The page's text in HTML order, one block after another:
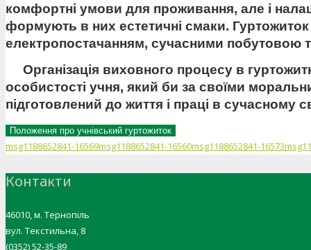
комфортні умови для проживання, але і
формують в них естетичні смаки.
електропостачанням, сучасними побутовою
Організація виховного процесу в
особистості учня, який би за своїми
підготовлений до життя і праці в сучасному
Положення про учнівський гуртожиток
msg1188652841-16569msg1188652841-16560msg1188652841-16573
Контакти
46010, м. Тернопіль
вул. Текстильна, 8
(0352) 52-35-89